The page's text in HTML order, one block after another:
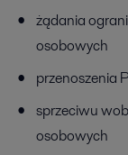
żądania
osobowych
przenoszenia
sprzeciwu
osobowych